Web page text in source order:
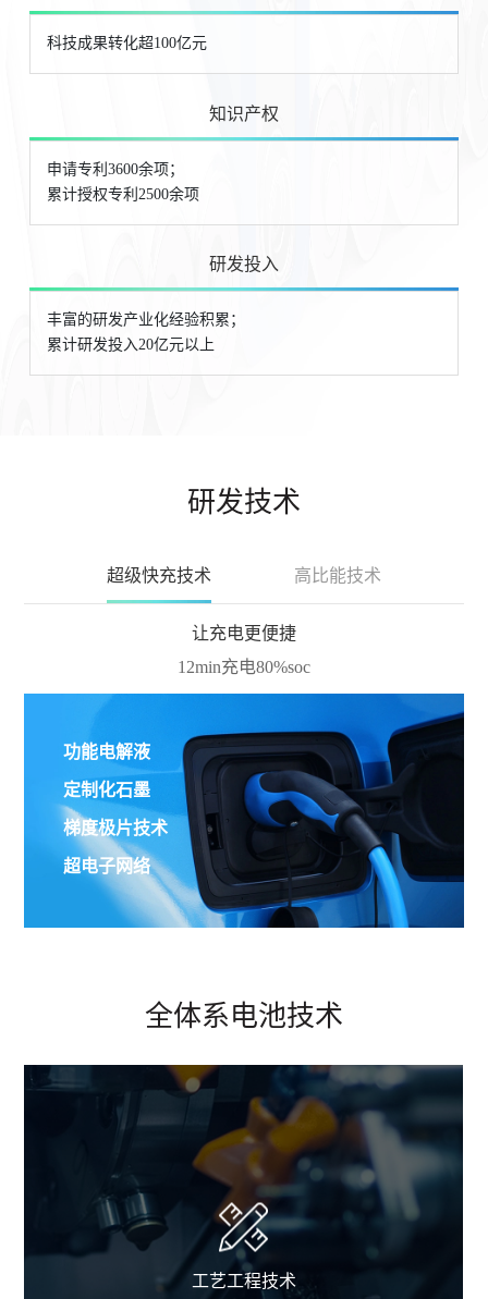
科技成果转化超100亿元
知识产权
申请专利3600余项；
累计授权专利2500余项
研发投入
丰富的研发产业化经验积累；
累计研发投入20亿元以上
研发技术
超级快充技术 高比能技术
让充电更便捷
12min充电80%soc
功能电解液
定制化石墨
梯度极片技术
超电子网络
全体系电池技术
工艺工程技术